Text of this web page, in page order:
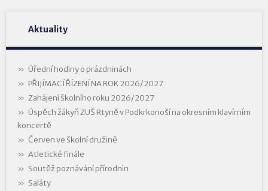
Aktuality
Úřední hodiny o prázdninách
PŘIJÍMACÍ ŘÍZENÍ NA ROK 2026/2027
Zahájení školního roku 2026/2027
Úspěch žákyň ZUŠ Rtyně v Podkrkonoší na okresním klavírním
koncertě
Červen ve školní družině
Atletické finále
Soutěž poznávání přírodnin
Saláty